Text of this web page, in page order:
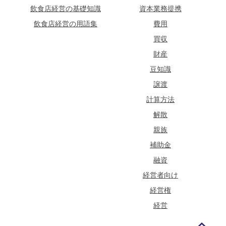
飲食店経営の基礎知識
飲食店経営の用語集
資本業務提携
費用
買収
財産
豆知識
譲渡
計算方法
解散
親族
補助金
融資
経営者向け
経営権
経営